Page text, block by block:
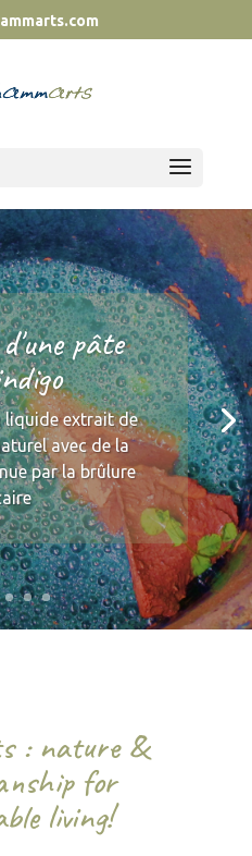
pâte
liquide extrait de
avec de la
par la brûlure
: nature &
for
living!